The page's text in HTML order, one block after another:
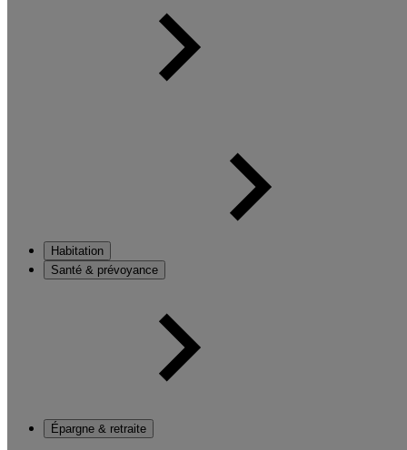
Habitation
Santé & prévoyance
Épargne & retraite